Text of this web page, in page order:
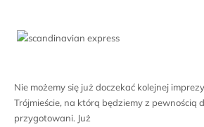
Nie możemy się już doczekać kolejnej
Trójmieście, na którą będziemy z pewnością
przygotowani. Już